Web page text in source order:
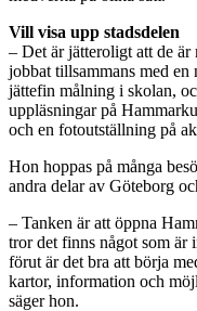
Vill visa upp stadsdelen
– Det är jätteroligt att de är
jobbat tillsammans med en
jättefin målning i skolan,
uppläsningar på
och en fotoutställning på
Hon hoppas på många
andra delar av Göteborg
– Tanken är att öppna
tror det finns något som är
förut är det bra att börja
kartor, information och
säger hon.